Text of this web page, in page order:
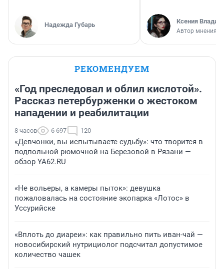
Надежда Губарь Ксения
Автор мнения
РЕКОМЕНДУЕМ
«Год преследовал и облил кислотой».
Рассказ петербурженки о жестоком
нападении и реабилитации
8 часов 6 697 120
«Девчонки, вы испытываете судьбу»: что творится в
подпольной рюмочной на Березовой в Рязани —
обзор YA62.RU
«Не вольеры, а камеры пыток»: девушка
пожаловалась на состояние экопарка «Лотос» в
Уссурийске
«Вплоть до диареи»: как правильно пить иван-чай —
новосибирский нутрициолог подсчитал допустимое
количество чашек